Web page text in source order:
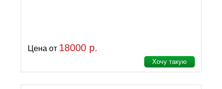
Цена от 18000 р.
Хочу такую